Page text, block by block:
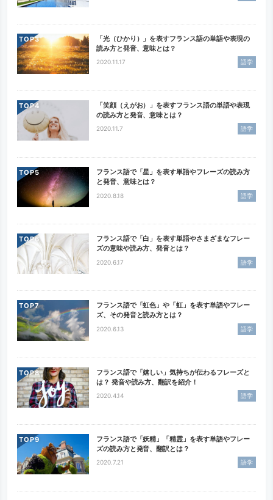
TOP
「光（ひかり）」を表すフランス語の単語や表現の
読み方と発音、意味とは？
2020.11.17 語学
TOP
「笑顔（えがお）」を表すフランス語の単語や表現
の読み方と発音、意味とは？
2020.11.7 語学
TOP
フランス語で「星」を表す単語やフレーズの読み方
と発音、意味とは？
2020.8.18 語学
TOP
フランス語で「白」を表す単語やさまざまなフレー
ズの意味や読み方、発音とは？
2020.6.17 語学
TOP
フランス語で「虹色」や「虹」を表す単語やフレー
ズ、その発音と読み方とは？
2020.6.13 語学
TOP
フランス語で「嬉しい」気持ちが伝わるフレーズと
は？ 発音や読み方、翻訳を紹介！
2020.4.14 語学
TOP
フランス語で「妖精」「精霊」を表す単語やフレー
ズの読み方と発音、翻訳とは？
2020.7.21 語学